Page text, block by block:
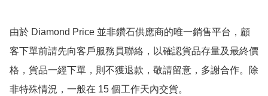
由於 Diamond Price 並非鑽石供應商的唯一銷售平台，顧
客下單前請先向客戶服務員聯絡，以確認貨品存量及最終價
格，貨品一經下單，則不獲退款，敬請留意，多謝合作。除
非特殊情況，一般在 15 個工作天內交貨。